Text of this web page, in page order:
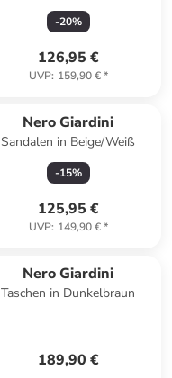
-20%
126,95 €
UVP: 159,90 €*
Nero Giardini
Sandalen in Beige/Weiß
-15%
125,95 €
UVP: 149,90 €*
Nero Giardini
Taschen in Dunkelbraun
189,90 €